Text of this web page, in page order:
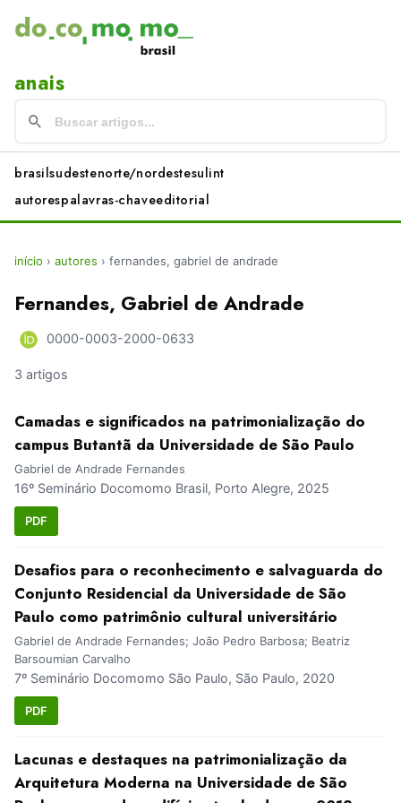
anais
brasilsudestenorte/nordestesulint
autorespalavras-chaveeditorial
início › autores › fernandes, gabriel de andrade
Fernandes, Gabriel de Andrade
0000-0003-2000-0633
3 artigos
Camadas e significados na patrimonialização do
campus Butantã da Universidade de São Paulo
Gabriel de Andrade Fernandes
16º Seminário Docomomo Brasil, Porto Alegre, 2025
PDF
Desafios para o reconhecimento e salvaguarda do
Conjunto Residencial da Universidade de São
Paulo como patrimônio cultural universitário
Gabriel de Andrade Fernandes; João Pedro Barbosa; Beatriz
Barsoumian Carvalho
7º Seminário Docomomo São Paulo, São Paulo, 2020
PDF
Lacunas e destaques na patrimonialização da
Arquitetura Moderna na Universidade de São